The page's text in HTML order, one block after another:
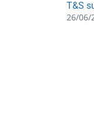
T&S
26/06/